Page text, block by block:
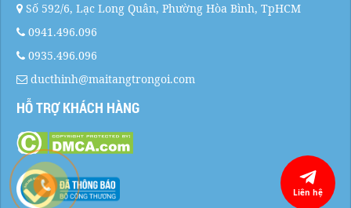
Số 592/6, Lạc Long Quân, Phường Hòa Bình, TpHCM
0941.496.096
0935.496.096
ducthinh@maitangtrongoi.com
HỖ TRỢ KHÁCH HÀNG
Liên hệ